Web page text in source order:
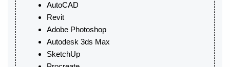
AutoCAD
Revit
Adobe Photoshop
Autodesk 3ds Max
SketchUp